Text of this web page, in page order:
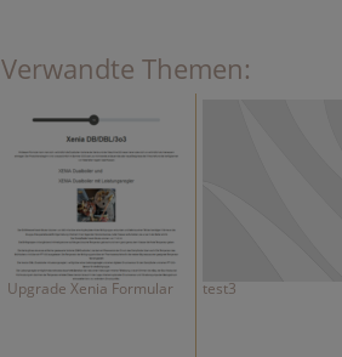
Verwandte Themen:
Upgrade Xenia Formular test3